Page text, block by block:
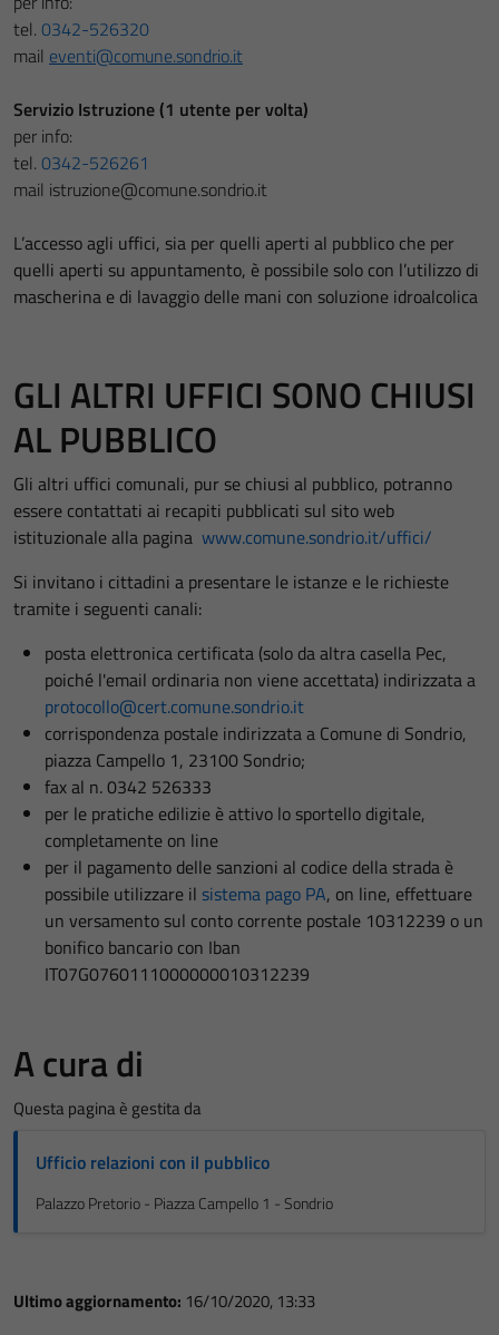
tel. 0342-526320
mail eventi@comune.sondrio.it
Servizio Istruzione (1 utente per volta)
per info:
tel. 0342-526261
mail istruzione@comune.sondrio.it
L’accesso agli uffici, sia per quelli aperti al pubblico che per
quelli aperti su appuntamento, è possibile solo con l’utilizzo di
mascherina e di lavaggio delle mani con soluzione idroalcolica
GLI ALTRI UFFICI SONO CHIUSI
AL PUBBLICO
Gli altri uffici comunali, pur se chiusi al pubblico, potranno
essere contattati ai recapiti pubblicati sul sito web
istituzionale alla pagina www.comune.sondrio.it/uffici/
Si invitano i cittadini a presentare le istanze e le richieste
tramite i seguenti canali:
posta elettronica certificata (solo da altra casella Pec,
poiché l'email ordinaria non viene accettata) indirizzata a
protocollo@cert.comune.sondrio.it
corrispondenza postale indirizzata a Comune di Sondrio,
piazza Campello 1, 23100 Sondrio;
fax al n. 0342 526333
per le pratiche edilizie è attivo lo sportello digitale,
completamente on line
per il pagamento delle sanzioni al codice della strada è
possibile utilizzare il sistema pago PA, on line, effettuare
un versamento sul conto corrente postale 10312239 o un
bonifico bancario con Iban
IT07G0760111000000010312239
A cura di
Questa pagina è gestita da
Ufficio relazioni con il pubblico
Palazzo Pretorio - Piazza Campello 1 - Sondrio
Ultimo aggiornamento: 16/10/2020, 13:33